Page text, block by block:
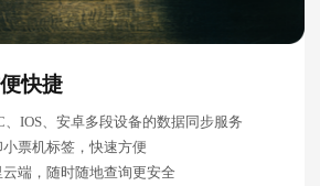
快捷
IOS、安卓多段设备的数据同步服务
票机标签，快速方便
端，随时随地查询更安全